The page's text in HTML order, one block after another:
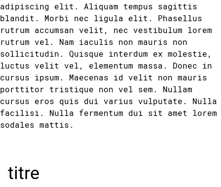
adipiscing elit. Aliquam tempus sagittis
blandit. Morbi nec ligula elit. Phasellus
rutrum accumsan velit, nec vestibulum lorem
rutrum vel. Nam iaculis non mauris non
sollicitudin. Quisque interdum ex molestie,
luctus velit vel, elementum massa. Donec in
cursus ipsum. Maecenas id velit non mauris
porttitor tristique non vel sem. Nullam
cursus eros quis dui varius vulputate. Nulla
facilisi. Nulla fermentum dui sit amet lorem
sodales mattis.
titre